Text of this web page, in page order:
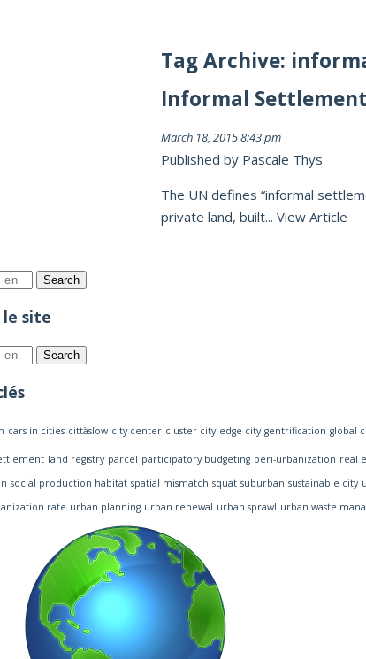
Tag Archive:
Informal Settlement
March 18, 2015 8:43 pm
Published by Pascale Thys
The UN defines “informal
private land, built... View Article
Search
le site
Search
cars in cities cittàslow city center cluster city edge city gentrification global
land registry parcel participatory budgeting peri-urbanization real
social production habitat spatial mismatch squat suburban sustainable city
rate urban planning urban renewal urban sprawl urban waste